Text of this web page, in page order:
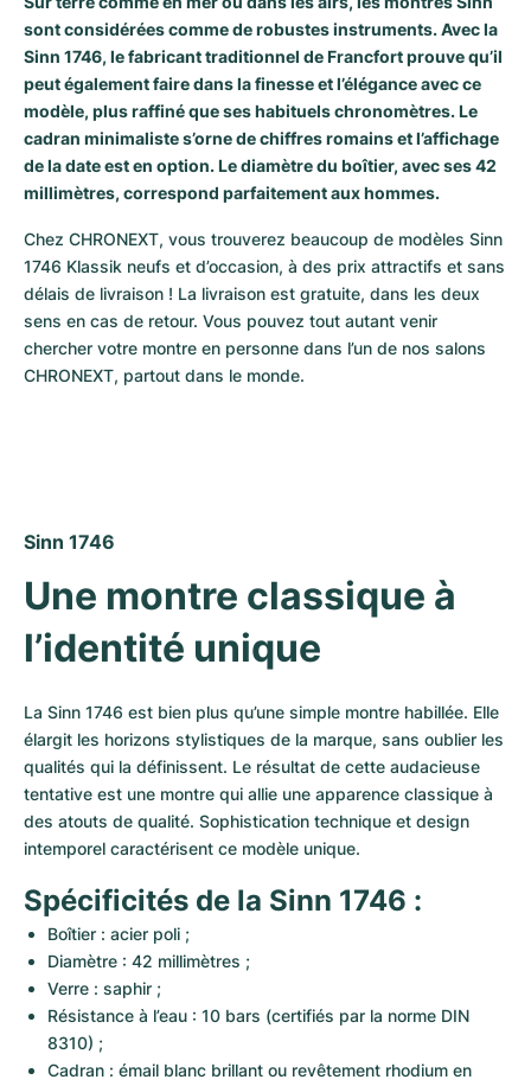
Milgauss
Oyster Perpetual
Yacht-Master
Yacht-Master II
Sea-Dweller
Submariner
Montres pour femmes
Ronde
Rotonde
Crash
Pasha
Tortue
Ballon Blanc
Montres pour femmes
Professional
Bentley
Transocean
Cockpit
Chronospace
Super Avenger
Galactic
Montres pour femmes
Formula 1
Grand Carrera
Montres d'occasion
Montres pour femmes
Portofino
Portugieser
Da Vinci
Aquatimer
Spitfire
Vintage
Spirit of Big Bang
King Power
Montres d'occasion
sont considérées comme de robustes instruments. Avec la
Sinn 1746, le fabricant traditionnel de Francfort prouve qu’il
peut également faire dans la finesse et l’élégance avec ce
modèle, plus raffiné que ses habituels chronomètres. Le
cadran minimaliste s’orne de chiffres romains et l’affichage
de la date est en option. Le diamètre du boîtier, avec ses 42
millimètres, correspond parfaitement aux hommes.
Chez CHRONEXT, vous trouverez beaucoup de modèles Sinn
1746 Klassik neufs et d’occasion, à des prix attractifs et sans
délais de livraison ! La livraison est gratuite, dans les deux
sens en cas de retour. Vous pouvez tout autant venir
chercher votre montre en personne dans l’un de nos salons
CHRONEXT, partout dans le monde.
Sinn 1746
Une montre classique à
l’identité unique
La Sinn 1746 est bien plus qu’une simple montre habillée. Elle
élargit les horizons stylistiques de la marque, sans oublier les
qualités qui la définissent. Le résultat de cette audacieuse
tentative est une montre qui allie une apparence classique à
des atouts de qualité. Sophistication technique et design
intemporel caractérisent ce modèle unique.
Spécificités de la Sinn 1746 :
Boîtier : acier poli ;
Diamètre : 42 millimètres ;
Verre : saphir ;
Résistance à l’eau : 10 bars (certifiés par la norme DIN
8310) ;
Cadran : émail blanc brillant ou revêtement rhodium en